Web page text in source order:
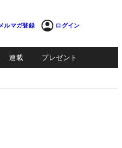
ルマガ登録 ログイン
連載 プレゼント